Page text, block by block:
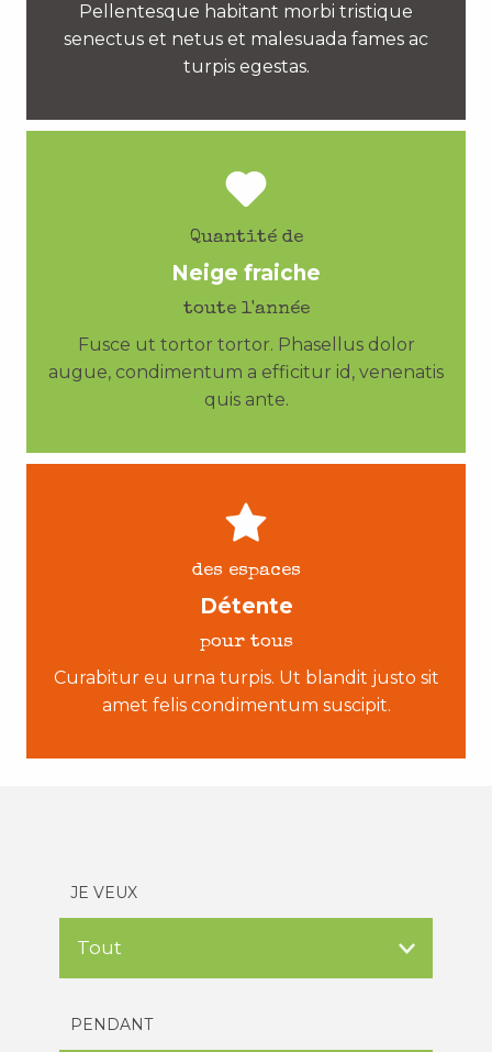
Pellentesque habitant morbi tristique
senectus et netus et malesuada fames ac
turpis egestas.
Quantité de
Neige fraiche
toute l'année
Fusce ut tortor tortor. Phasellus dolor
augue, condimentum a efficitur id, venenatis
quis ante.
des espaces
Détente
pour tous
Curabitur eu urna turpis. Ut blandit justo sit
amet felis condimentum suscipit.
JE VEUX
PENDANT